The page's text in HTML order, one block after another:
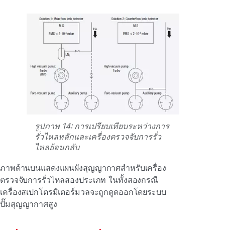
รูปภาพ 14: การเปรียบเทียบระหว่างการ
รั่วไหลหลักและเครื่องตรวจจับการรั่ว
ไหลย้อนกลับ
ภาพด้านบนแสดงแผนผังสุญญากาศสําหรับเครื่อง
ตรวจจับการรั่วไหลสองประเภท ในทั้งสองกรณี
เครื่องสเปกโตรมิเตอร์มวลจะถูกดูดออกโดยระบบ
ปั๊มสุญญากาศสูง